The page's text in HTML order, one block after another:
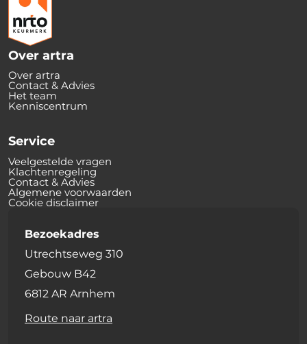
Over artra
Over artra
Contact & Advies
Het team
Kenniscentrum
Service
Veelgestelde vragen
Klachtenregeling
Contact & Advies
Algemene voorwaarden
Cookie disclaimer
Bezoekadres
Utrechtseweg 310
Gebouw B42
6812 AR Arnhem
Route naar artra